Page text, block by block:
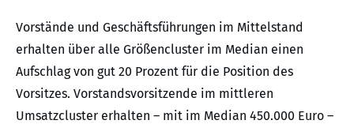
Vorstände und Geschäftsführungen im Mittelstand
erhalten über alle Größencluster im Median einen
Aufschlag von gut 20 Prozent für die Position des
Vorsitzes. Vorstandsvorsitzende im mittleren
Umsatzcluster erhalten – mit im Median 450.000 Euro –